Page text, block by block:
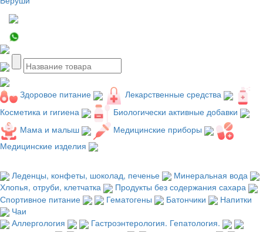
Здоровое питание
Лекарственные средства
Косметика и гигиена
Биологически активные добавки
Мама и малыш
Медицинские приборы
Медицинские изделия
Леденцы, конфеты, шоколад, печенье
Минеральная вода
Хлопья, отруби, клетчатка
Продукты без содержания сахара
Спортивное питание
Гематогены Батончики
Напитки
Чаи
Аллергология
Гастроэнтерология. Гепатология.